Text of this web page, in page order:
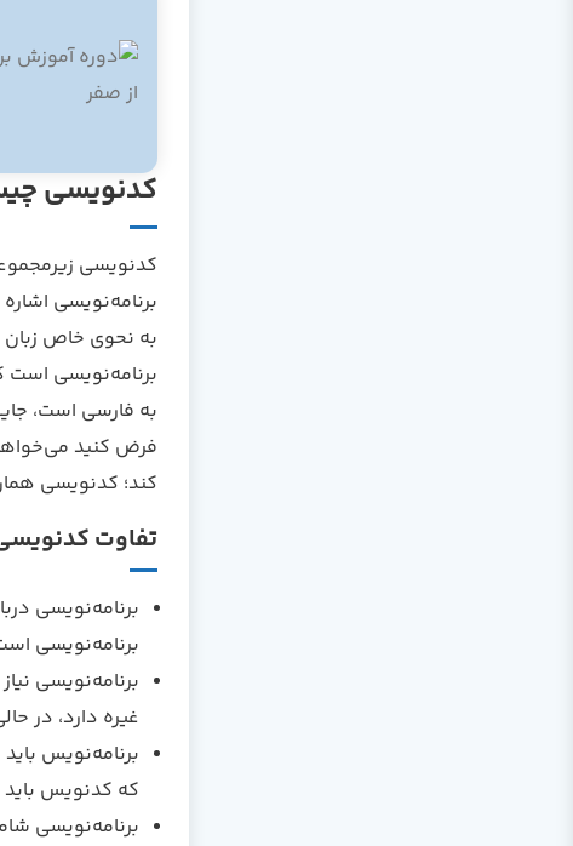
کدنویسی
کدنویسی
برنامه‌نویسی
به نحوی خاص زبان
برنامه‌نویسی است
به فارسی است،
فرض کنید
کند؛ کدنویسی
تفاوت
برنامه‌نویسی
برنامه‌نویسی
برنامه‌نویسی
غیره دارد، در
برنامه‌نویس
که کدنویس
برنامه‌نویسی